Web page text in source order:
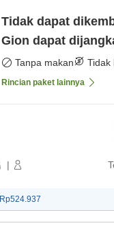
Tidak dapat
Gion dapat
[Kamar saja]
Tanpa makan Tidak
Rincian paket lainnya
|
Rp524.937